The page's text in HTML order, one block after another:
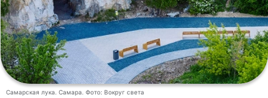
Самарская лука. Самара. Фото: Вокруг света